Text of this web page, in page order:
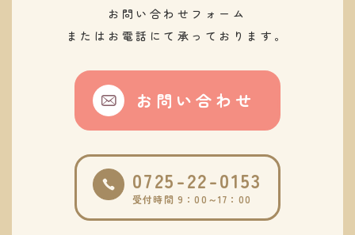
お問い合わせフォーム
またはお電話にて承っております。
お問い合わせ
0725-22-0153
受付時間 9：00～17：00